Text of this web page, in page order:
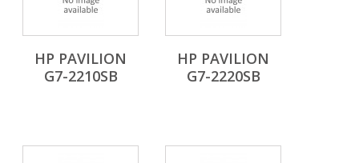
HP PAVILION
G7-2210SB
HP PAVILION
G7-2220SB